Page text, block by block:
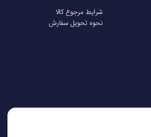
شرایط مرجوع کالا
نحوه تحویل سفارش